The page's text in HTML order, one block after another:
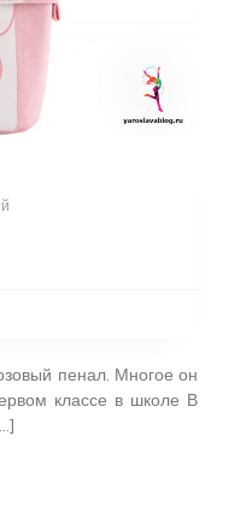
пенал. Многое он
классе в школе В